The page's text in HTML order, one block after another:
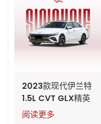
2023款现代伊兰特
1.5L CVT GLX精英
版汽油二手车
阅读更多